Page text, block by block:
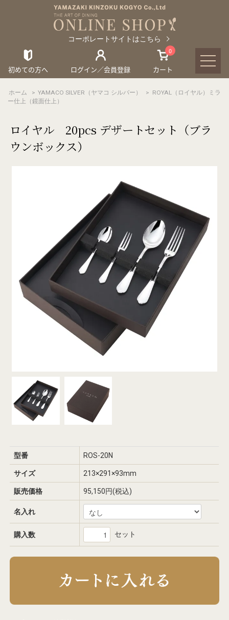
コーポレートサイトはこちら
初めての方へ ログイン／会員登録
0
カート
ホーム > YAMACO SILVER（ヤマコ シルバー） > ROYAL（ロイヤル）ミラ
ー仕上（鏡面仕上）
ロイヤル 20pcs デザートセット（ブラ
ウンボックス）
型番 ROS-20N
サイズ 213×291×93mm
販売価格 95,150円(税込)
名入れ
購入数 セット